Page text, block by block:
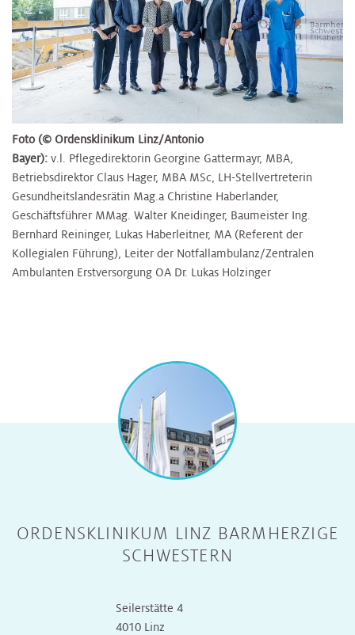
Foto (© Ordensklinikum Linz/Antonio
Bayer): v.l. Pflegedirektorin Georgine Gattermayr, MBA,
Betriebsdirektor Claus Hager, MBA MSc, LH-Stellvertreterin
Gesundheitslandesrätin Mag.a Christine Haberlander,
Geschäftsführer MMag. Walter Kneidinger, Baumeister Ing.
Bernhard Reininger, Lukas Haberleitner, MA (Referent der
Kollegialen Führung), Leiter der Notfallambulanz/Zentralen
Ambulanten Erstversorgung OA Dr. Lukas Holzinger
ORDENSKLINIKUM LINZ BARMHERZIGE
SCHWESTERN
Seilerstätte 4
4010 Linz